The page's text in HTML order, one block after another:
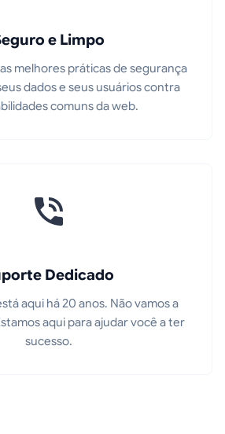
e Limpo
melhores práticas de segurança
dados e seus usuários contra
comuns da web.
Dedicado
aqui há 20 anos. Não vamos a
aqui para ajudar você a ter
sucesso.